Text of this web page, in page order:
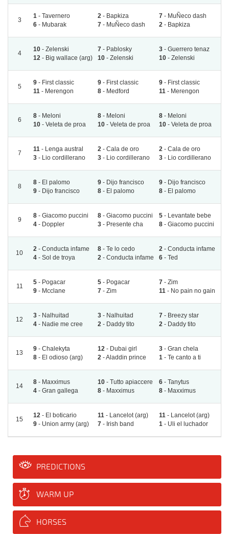
3
1 - Tavernero
6 - Mubarak
2 - Bapkiza
7 - MuÑeco dash
7 - MuÑeco dash
2 - Bapkiza
4
10 - Zelenski
12 - Big wallace (arg)
7 - Pablosky
10 - Zelenski
3 - Guerrero tenaz
10 - Zelenski
5
9 - First classic
11 - Merengon
9 - First classic
8 - Medford
9 - First classic
11 - Merengon
6
8 - Meloni
10 - Veleta de proa
8 - Meloni
10 - Veleta de proa
8 - Meloni
10 - Veleta de proa
7
11 - Lenga austral
3 - Lio cordillerano
2 - Cala de oro
3 - Lio cordillerano
2 - Cala de oro
3 - Lio cordillerano
8
8 - El palomo
9 - Dijo francisco
9 - Dijo francisco
8 - El palomo
9 - Dijo francisco
8 - El palomo
9
8 - Giacomo puccini
4 - Doppler
8 - Giacomo puccini
3 - Presente cha
5 - Levantate bebe
8 - Giacomo puccini
10
2 - Conducta infame
4 - Sol de troya
8 - Te lo cedo
2 - Conducta infame
2 - Conducta infame
6 - Ted
11
5 - Pogacar
9 - Mcclane
5 - Pogacar
7 - Zim
7 - Zim
11 - No pain no gain
12
3 - Nalhuitad
4 - Nadie me cree
3 - Nalhuitad
2 - Daddy tito
7 - Breezy star
2 - Daddy tito
13
9 - Chalekyta
8 - El odioso (arg)
12 - Dubai girl
2 - Aladdin prince
3 - Gran chela
1 - Te canto a ti
14
8 - Maxximus
4 - Gran gallega
10 - Tutto apiaccere
8 - Maxximus
6 - Tanytus
8 - Maxximus
15
12 - El boticario
9 - Union army (arg)
11 - Lancelot (arg)
7 - Irish band
11 - Lancelot (arg)
1 - Uli el luchador
PREDICTIONS
WARM UP
HORSES